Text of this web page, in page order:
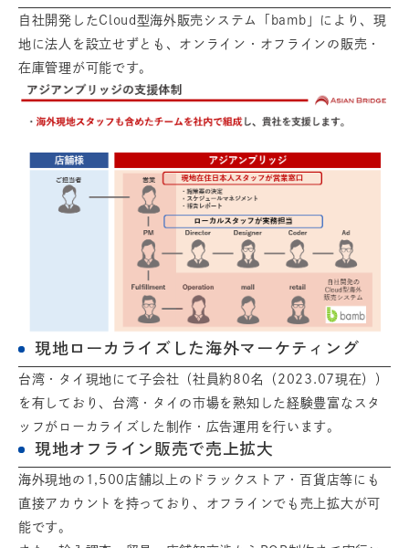
自社開発したCloud型海外販売システム「bamb」により、現
地に法人を設立せずとも、オンライン・オフラインの販売・
在庫管理が可能です。
現地ローカライズした海外マーケティング
台湾・タイ現地にて子会社（社員約80名（2023.07現在））
を有しており、台湾・タイの市場を熟知した経験豊富なスタ
ッフがローカライズした制作・広告運用を行います。
現地オフライン販売で売上拡大
海外現地の1,500店舗以上のドラックストア・百貨店等にも
直接アカウントを持っており、オフラインでも売上拡大が可
能です。